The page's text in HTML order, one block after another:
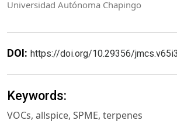
Universidad Autónoma Chapingo
DOI: https://doi.org/10.29356/
Keywords:
VOCs, allspice, SPME, terpenes